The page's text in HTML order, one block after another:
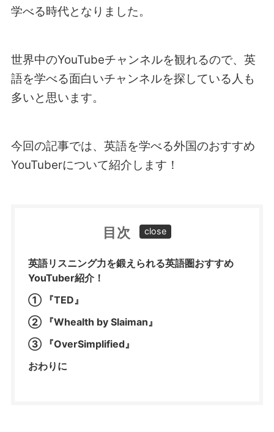
学べる時代となりました。
世界中のYouTubeチャンネルを観れるので、英
語を学べる面白いチャンネルを探している人も
多いと思います。
今回の記事では、英語を学べる外国のおすすめ
YouTuberについて紹介します！
目次
英語リスニング力を鍛えられる英語圏おすすめ
YouTuber紹介！
① 『TED』
② 『Whealth by Slaiman』
③ 『OverSimplified』
おわりに